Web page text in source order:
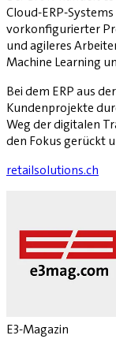
Cloud-ERP-
vorkonfigurierter
und agileres
Machine Learning
Bei dem ERP aus
Kundenprojekte
Weg der digitalen
den Fokus gerückt
retailsolutions.ch
E3-Magazin